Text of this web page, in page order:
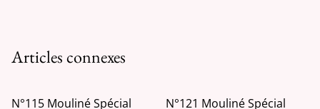
Articles connexes
N°115 Mouliné Spécial
N°121 Mouliné Spécial